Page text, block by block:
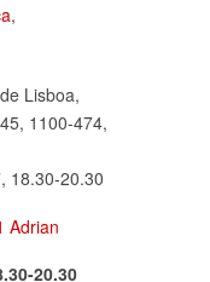
,
Lisboa,
1100-474,
18.30-20.30
20.30